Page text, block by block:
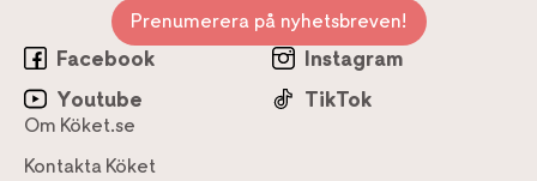
Prenumerera på nyhetsbreven!
Facebook
Instagram
Youtube
TikTok
Om Köket.se
Kontakta Köket